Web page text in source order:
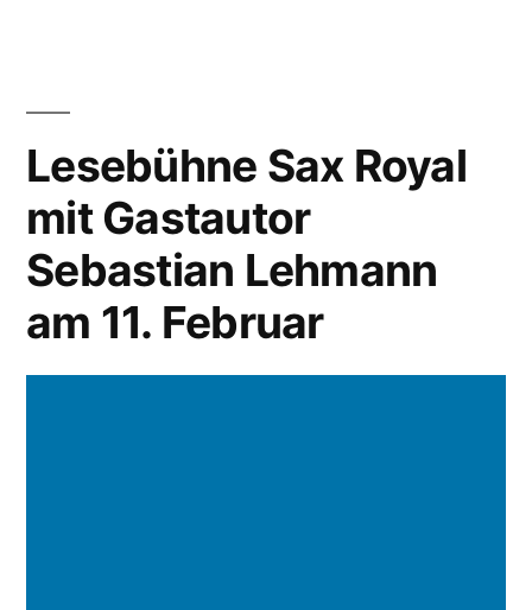
Lesebühne Sax Royal
mit Gastautor
Sebastian Lehmann
am 11. Februar